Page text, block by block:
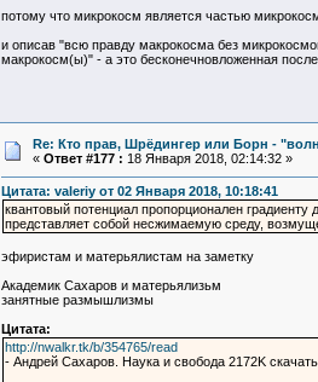
потому что микрокосм является частью
и описав "всю правду макрокосма без
макрокосм(ы)" - а это бесконечновложенная
Re: Кто прав, Шрёдингер или Борн -
« Ответ #177 : 18 Января 2018, 02:14:32 »
Цитата: valeriy от 02 Января 2018, 10:18:41
квантовый потенциал пропорционален
представляет собой несжимаемую среду,
эфиристам и матерьялистам на заметку
Академик Сахаров и матерьялизьм
занятные размышлизмы
Цитата:
http://nwalkr.tk/b/354765/read
- Андрей Сахаров. Наука и свобода 2172K